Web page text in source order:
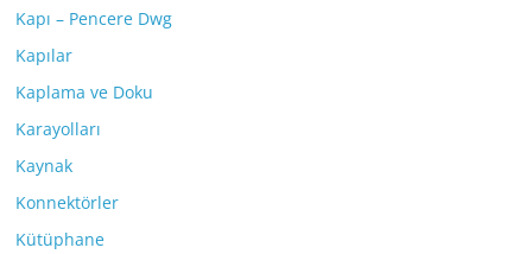
Kapı – Pencere Dwg
Kapılar
Kaplama ve Doku
Karayolları
Kaynak
Konnektörler
Kütüphane